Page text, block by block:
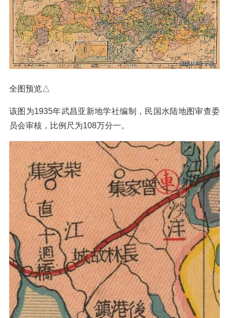
全图预览△
该图为1935年武昌亚新地学社编制，民国水陆地图审查委
员会审核，比例尺为108万分一。